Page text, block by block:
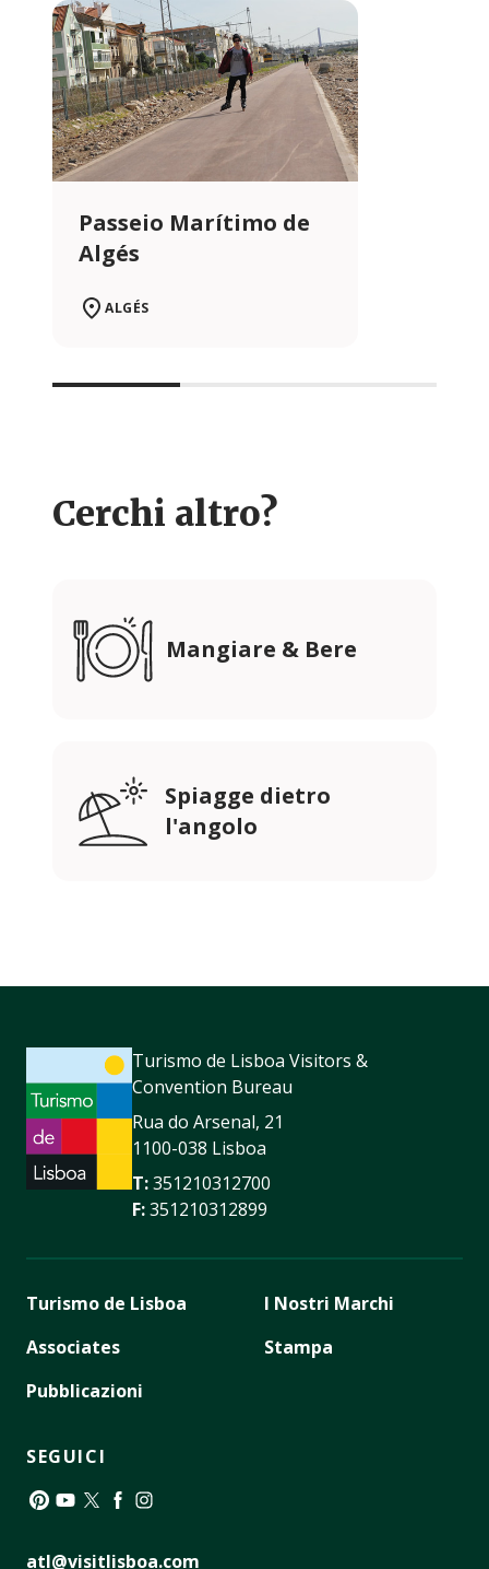
Passeio Marítimo de
Algés
ALGÉS
Cerchi altro?
Mangiare & Bere
Spiagge dietro
l'angolo
Turismo de Lisboa Visitors &
Convention Bureau
Rua do Arsenal, 21
1100-038 Lisboa
T:351210312700
F:351210312899
Turismo de Lisboa
Associates
Pubblicazioni
I Nostri Marchi
Stampa
SEGUICI
atl@visitlisboa.com